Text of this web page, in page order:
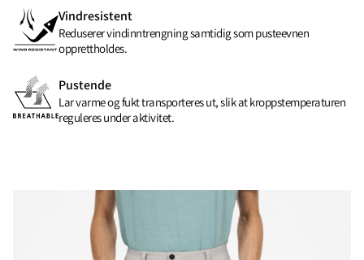
Vindresistent
Reduserer vindinntrengning samtidig som pusteevnen
opprettholdes.
Pustende
Lar varme og fukt transporteres ut, slik at kroppstemperaturen
reguleres under aktivitet.